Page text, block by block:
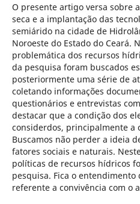
O presente artigo versa sobre
seca e a implantação das
semiárido na cidade de
Noroeste do Estado do Ceará.
problemática dos recursos
da pesquisa foram buscados
posteriormente uma série de
coletando informações
questionários e entrevistas
destacar que a condição dos
considerdos, principalmente a
Buscamos não perder a ideia
fatores sociais e naturais.
políticas de recursos hídricos
pesquisa. Fica o
referente a convivência com o